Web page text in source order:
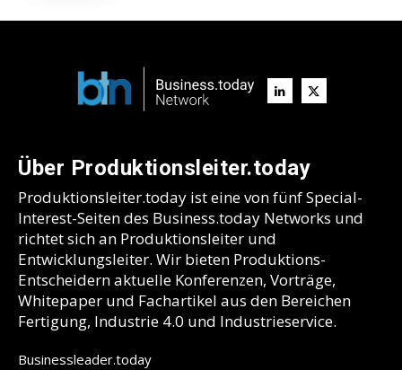
Über Produktionsleiter.today
Produktionsleiter.today ist eine von fünf Special-
Interest-Seiten des Business.today Networks und
richtet sich an Produktionsleiter und
Entwicklungsleiter. Wir bieten Produktions-
Entscheidern aktuelle Konferenzen, Vorträge,
Whitepaper und Fachartikel aus den Bereichen
Fertigung, Industrie 4.0 und Industrieservice.
Businessleader.today